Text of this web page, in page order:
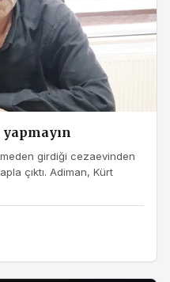
girdiği cezaevinden
çıktı. Adiman, Kürt